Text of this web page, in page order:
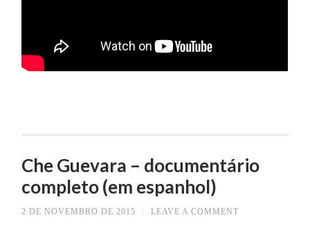
Che Guevara – documentário
completo (em espanhol)
2 DE NOVEMBRO DE 2015 LEAVE A COMMENT